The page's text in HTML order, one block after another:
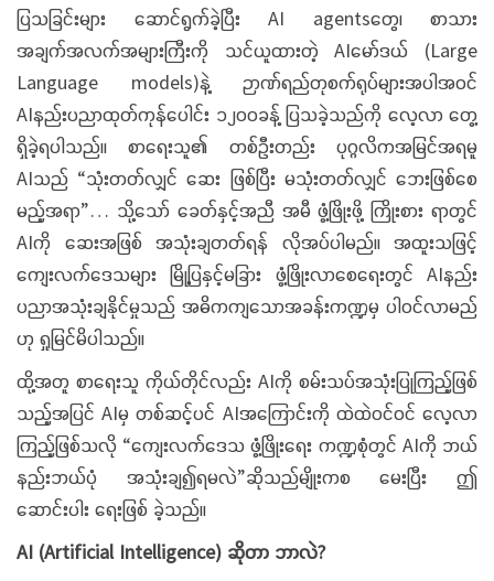
ပြသခြင်းများ ဆောင်ရွက်ခဲ့ပြီး AI agentsတွေ၊ စာသား
အချက်အလက်အများကြီးကို သင်ယူထားတဲ့ AIမော်ဒယ် (Large
Language models)နဲ့ ဉာဏ်ရည်တုစက်ရုပ်များအပါအဝင်
AIနည်းပညာထုတ်ကုန်ပေါင်း ၁၂၀၀ခန့် ပြသခဲ့သည်ကို လေ့လာ တွေ့
ရှိခဲ့ရပါသည်။ စာရေးသူ၏ တစ်ဦးတည်း ပုဂ္ဂလိကအမြင်အရမူ
AIသည် “သုံးတတ်လျှင် ဆေး ဖြစ်ပြီး မသုံးတတ်လျှင် ဘေးဖြစ်စေ
မည့်အရာ”… သို့သော် ခေတ်နှင့်အညီ အမီ ဖွံ့ဖြိုးဖို့ ကြိုးစား ရာတွင်
AIကို ဆေးအဖြစ် အသုံးချတတ်ရန် လိုအပ်ပါမည်။ အထူးသဖြင့်
ကျေးလက်ဒေသများ မြို့ပြနှင့်မခြား ဖွံ့ဖြိုးလာစေရေးတွင် AIနည်း
ပညာအသုံးချနိုင်မှုသည် အဓိကကျသောအခန်းကဏ္ဍမှ ပါဝင်လာမည်
ဟု ရှုမြင်မိပါသည်။
ထို့အတူ စာရေးသူ ကိုယ်တိုင်လည်း AIကို စမ်းသပ်အသုံးပြုကြည့်ဖြစ်
သည့်အပြင် AIမှ တစ်ဆင့်ပင် AIအကြောင်းကို ထဲထဲဝင်ဝင် လေ့လာ
ကြည့်ဖြစ်သလို “ကျေးလက်ဒေသ ဖွံ့ဖြိုးရေး ကဏ္ဍစုံတွင် AIကို ဘယ်
နည်းဘယ်ပုံ အသုံးချ၍ရမလဲ”ဆိုသည်မျိုးကစ မေးပြီး ဤ
ဆောင်းပါး ရေးဖြစ် ခဲ့သည်။
AI (Artificial Intelligence) ဆိုတာ ဘာလဲ?